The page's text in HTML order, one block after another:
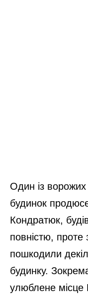
Один із ворожих
будинок
Кондратюк,
повністю,
пошкодили
будинку.
улюблене місце